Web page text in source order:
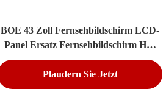
BOE 43 Zoll Fernsehbildschirm LCD-
Panel Ersatz Fernsehbildschirm HV-
430FHB-N10
Plaudern Sie Jetzt